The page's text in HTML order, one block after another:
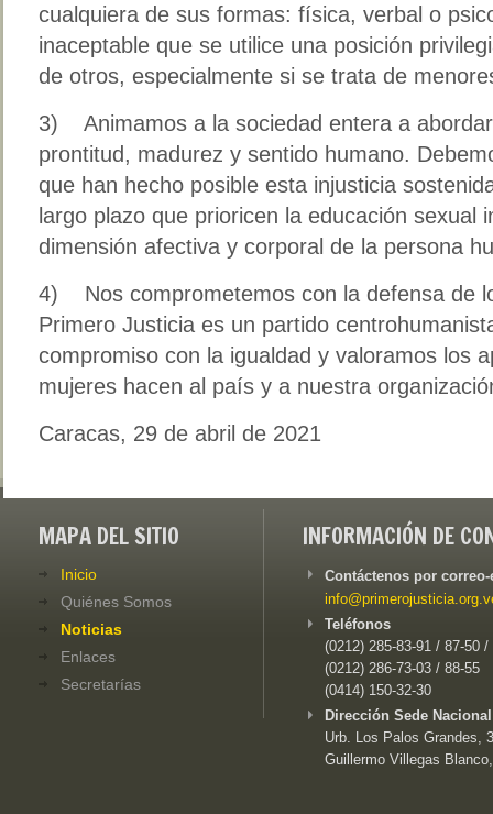
cualquiera de sus formas: física, verbal o
inaceptable que se utilice una posición
de otros, especialmente si se trata de
3) Animamos a la sociedad entera a
prontitud, madurez y sentido humano.
que han hecho posible esta injusticia
largo plazo que prioricen la educación sexual
dimensión afectiva y corporal de la persona
4) Nos comprometemos con la defensa de
Primero Justicia es un partido
compromiso con la igualdad y valoramos los
mujeres hacen al país y a nuestra
Caracas, 29 de abril de 2021
MAPA DEL SITIO
Inicio
Quiénes Somos
Noticias
Enlaces
Secretarías
INFORMACIÓN DE
Contáctenos por
Teléfonos
(0212) 285-83-91 / 87-50 /
(0212) 286-73-03 / 88-55
(0414) 150-32-30
Dirección Sede
Urb. Los Palos Grandes,
Guillermo Villegas